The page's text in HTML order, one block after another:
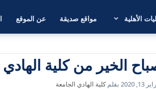
الأهلية مواقع صديقة عن الموقع
الخير من كلية الهادي
2020 بقلمكلية الهادي الجامعة